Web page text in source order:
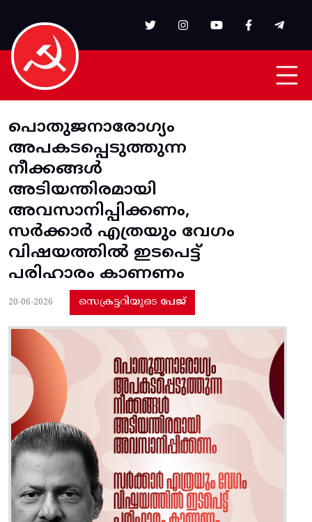
പൊതുജനാരോഗ്യം
അപകടപ്പെടുത്തുന്ന
നീക്കങ്ങൾ
അടിയന്തിരമായി
അവസാനിപ്പിക്കണം,
സർക്കാർ എത്രയും വേഗം
വിഷയത്തിൽ ഇടപെട്ട്
പരിഹാരം കാണണം
20-06-2026 സെക്രട്ടറിയുടെ പേജ്